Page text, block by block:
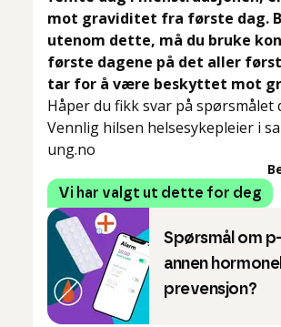
mot graviditet fra første dag.
utenom dette, må du bruke
første dagene på det aller
tar for å være beskyttet mot
Håper du fikk svar på spørsmålet
Vennlig hilsen helsesykepleier i
ung.no
Vi har valgt ut dette for deg
Spørsmål om
annen hormonell
prevensjon?